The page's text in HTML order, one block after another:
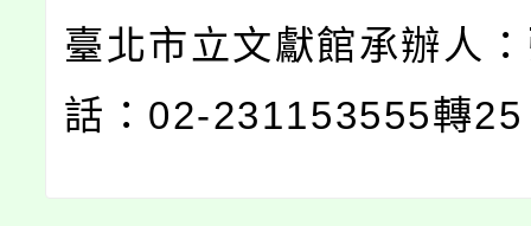
臺北市立文獻館承辦人
話：02-231153555轉25